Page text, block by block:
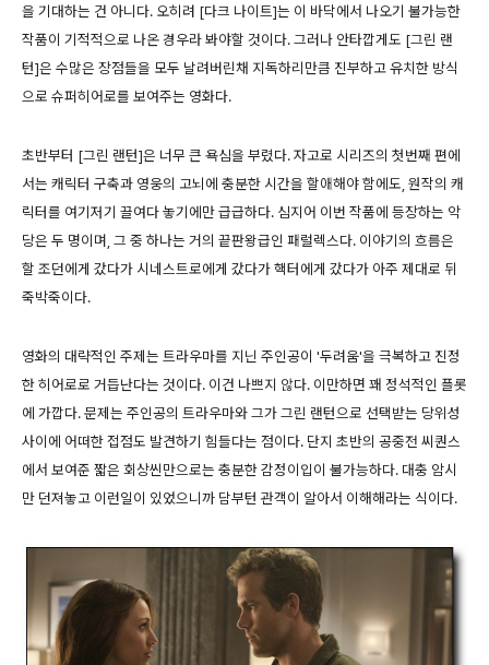
을 기대하는 건 아니다. 오히려 [다크 나이트]는 이 바닥에서 나오기 불가능한
작품이 기적적으로 나온 경우라 봐야할 것이다. 그러나 안타깝게도 [그린 랜
턴]은 수많은 장점들을 모두 날려버린채 지독하리만큼 진부하고 유치한 방식
으로 슈퍼히어로를 보여주는 영화다.
초반부터 [그린 랜턴]은 너무 큰 욕심을 부렸다. 자고로 시리즈의 첫번째 편에
서는 캐릭터 구축과 영웅의 고뇌에 충분한 시간을 할애해야 함에도, 원작의 캐
릭터를 여기저기 끌여다 놓기에만 급급하다. 심지어 이번 작품에 등장하는 악
당은 두 명이며, 그 중 하나는 거의 끝판왕급인 패럴렉스다. 이야기의 흐름은
할 조던에게 갔다가 시네스트로에게 갔다가 핵터에게 갔다가 아주 제대로 뒤
죽박죽이다.
영화의 대략적인 주제는 트라우마를 지닌 주인공이 '두려움'을 극복하고 진정
한 히어로로 거듭난다는 것이다. 이건 나쁘지 않다. 이만하면 꽤 정석적인 플롯
에 가깝다. 문제는 주인공의 트라우마와 그가 그린 랜턴으로 선택받는 당위성
사이에 어떠한 접점도 발견하기 힘들다는 점이다. 단지 초반의 공중전 씨퀀스
에서 보여준 짧은 회상씬만으로는 충분한 감정이입이 불가능하다. 대충 암시
만 던져놓고 이런일이 있었으니까 담부턴 관객이 알아서 이해해라는 식이다.